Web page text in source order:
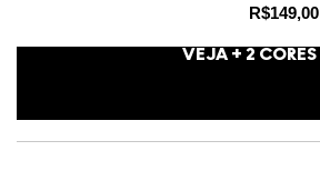
R$149,00
VEJA + 2 CORES